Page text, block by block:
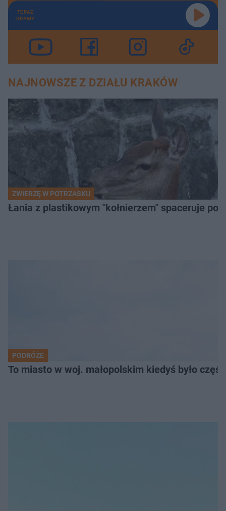
TERAZ
GRAMY
NAJNOWSZE Z DZIAŁU KRAKÓW
ZWIERZĘ W POTRZASKU
Łania z plastikowym "kołnierzem" spaceruje po
PODRÓŻE
To miasto w woj. małopolskim kiedyś było